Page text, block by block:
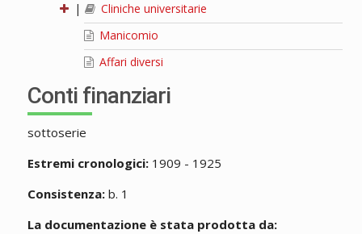
|
Cliniche universitarie
Manicomio
Affari diversi
Conti finanziari
sottoserie
Estremi cronologici:1909 - 1925
Consistenza:b. 1
La documentazione è stata prodotta da: